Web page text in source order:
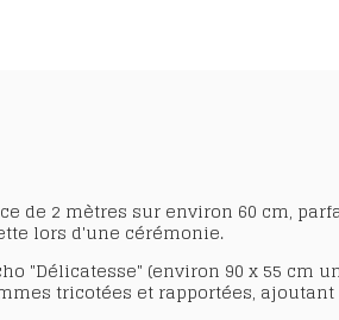
de 2 mètres sur environ 60 cm,
lors d'une cérémonie.
"Délicatesse" (environ 90 x 55 cm
tricotées et rapportées,